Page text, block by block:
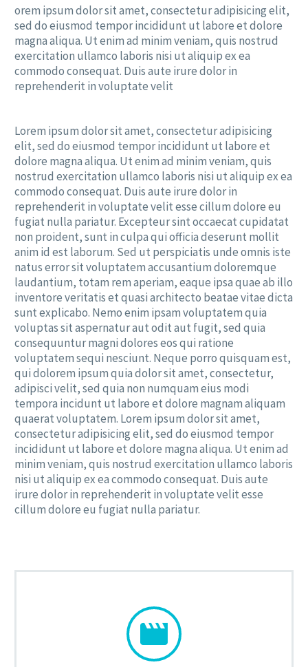
orem ipsum dolor sit amet, consectetur adipisicing elit,
sed do eiusmod tempor incididunt ut labore et dolore
magna aliqua. Ut enim ad minim veniam, quis nostrud
exercitation ullamco laboris nisi ut aliquip ex ea
commodo consequat. Duis aute irure dolor in
reprehenderit in voluptate velit
Lorem ipsum dolor sit amet, consectetur adipisicing
elit, sed do eiusmod tempor incididunt ut labore et
dolore magna aliqua. Ut enim ad minim veniam, quis
nostrud exercitation ullamco laboris nisi ut aliquip ex ea
commodo consequat. Duis aute irure dolor in
reprehenderit in voluptate velit esse cillum dolore eu
fugiat nulla pariatur. Excepteur sint occaecat cupidatat
non proident, sunt in culpa qui officia deserunt mollit
anim id est laborum. Sed ut perspiciatis unde omnis iste
natus error sit voluptatem accusantium doloremque
laudantium, totam rem aperiam, eaque ipsa quae ab illo
inventore veritatis et quasi architecto beatae vitae dicta
sunt explicabo. Nemo enim ipsam voluptatem quia
voluptas sit aspernatur aut odit aut fugit, sed quia
consequuntur magni dolores eos qui ratione
voluptatem sequi nesciunt. Neque porro quisquam est,
qui dolorem ipsum quia dolor sit amet, consectetur,
adipisci velit, sed quia non numquam eius modi
tempora incidunt ut labore et dolore magnam aliquam
quaerat voluptatem. Lorem ipsum dolor sit amet,
consectetur adipisicing elit, sed do eiusmod tempor
incididunt ut labore et dolore magna aliqua. Ut enim ad
minim veniam, quis nostrud exercitation ullamco laboris
nisi ut aliquip ex ea commodo consequat. Duis aute
irure dolor in reprehenderit in voluptate velit esse
cillum dolore eu fugiat nulla pariatur.

